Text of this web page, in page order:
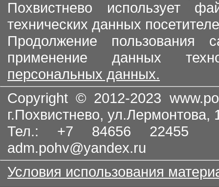
Похвистнево использует
технических данных
Продолжение пользования
применение данных
персональных данных.
Copyright © 2012-2023
г.Похвистнево, ул.Лермонтова,
Тел.: +7 84656
adm.pohv@yandex.ru
Условия использования